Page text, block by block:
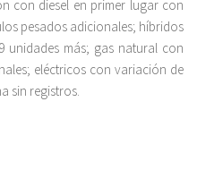
con diesel en primer lugar con
pesados adicionales; híbridos
unidades más; gas natural con
eléctricos con variación de
sin registros.